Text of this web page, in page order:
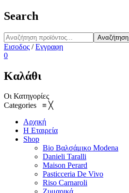
Search
Αναζήτηση
Εισοδος /Εγγραφη
0
Καλάθι
Οι Κατηγορίες
Categories ≡ ╳
Αρχική
Η Εταιρεία
Shop
Bio Βαλσάμικο Modena
Danieli Taralli
Maison Perard
Pasticceria De Vivo
Riso Carnaroli